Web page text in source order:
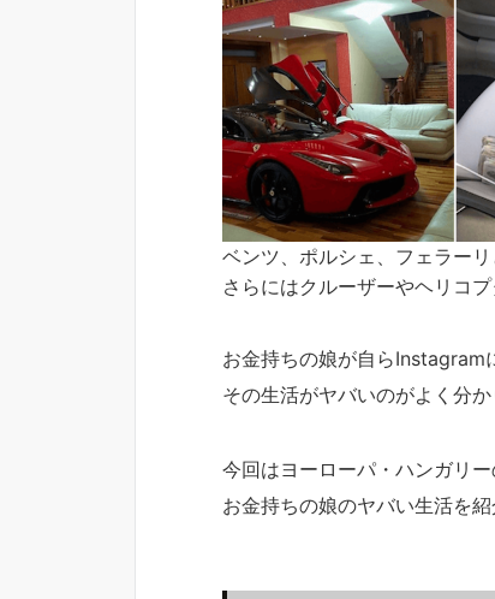
ベンツ、ポルシェ、フェラーリ
さらにはクルーザーやヘリコプ
お金持ちの娘が自らInstagram
その生活がヤバいのがよく分か
今回はヨーローパ・ハンガリ
お金持ちの娘のヤバい生活を紹